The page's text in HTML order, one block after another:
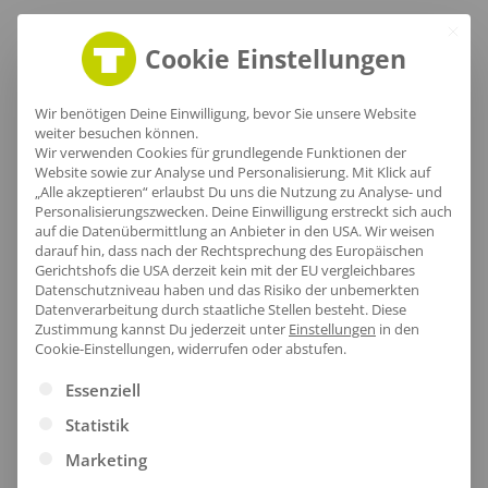
Größentabelle
Lieferzeit
[jgm-review-widget]
Kundenprojekte
Cookie Einstellungen
Wir benötigen Deine Einwilligung, bevor Sie unsere Website
weiter besuchen können.
Wir verwenden Cookies für grundlegende Funktionen der
Website sowie zur Analyse und Personalisierung. Mit Klick auf
„Alle akzeptieren“ erlaubst Du uns die Nutzung zu Analyse- und
Personalisierungszwecken. Deine Einwilligung erstreckt sich auch
auf die Datenübermittlung an Anbieter in den USA. Wir weisen
darauf hin, dass nach der Rechtsprechung des Europäischen
Gerichtshofs die USA derzeit kein mit der EU vergleichbares
Datenschutzniveau haben und das Risiko der unbemerkten
Datenverarbeitung durch staatliche Stellen besteht. Diese
Zustimmung kannst Du jederzeit unter Einstellungen in den
Cookie-Einstellungen, widerrufen oder abstufen.
Es folgt eine Liste der Service-Gruppen, für die eine
Essenziell
Statistik
Marketing